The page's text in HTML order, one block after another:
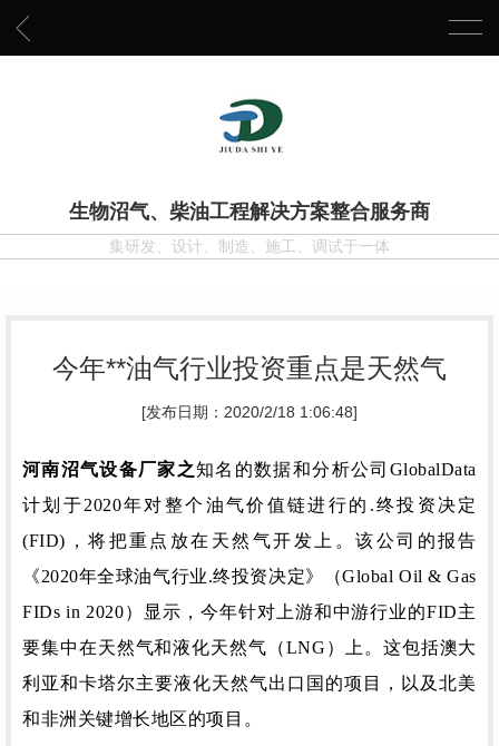
生物沼气、柴油工程解决方案整合服务商
集研发、设计、制造、施工、调试于一体
今年**油气行业投资重点是天然气
[发布日期：2020/2/18 1:06:48]
河南沼气设备厂家之知名的数据和分析公司GlobalData
计划于2020年对整个油气价值链进行的.终投资决定
(FID)，将把重点放在天然气开发上。该公司的报告
《2020年全球油气行业.终投资决定》（Global Oil & Gas
FIDs in 2020）显示，今年针对上游和中游行业的FID主
要集中在天然气和液化天然气（LNG）上。 这包括澳大
利亚和卡塔尔主要液化天然气出口国的项目，以及北美
和非洲关键增长地区的项目。